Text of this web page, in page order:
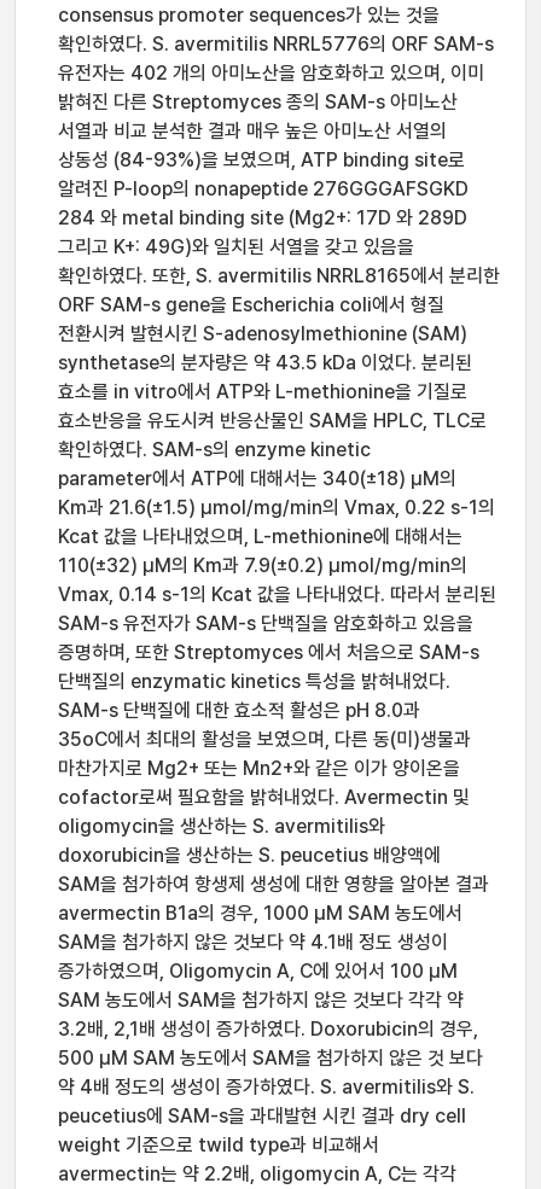
consensus promoter sequences가 있는 것을
확인하였다. S. avermitilis NRRL5776의 ORF SAM-s
유전자는 402 개의 아미노산을 암호화하고 있으며, 이미
밝혀진 다른 Streptomyces 종의 SAM-s 아미노산
서열과 비교 분석한 결과 매우 높은 아미노산 서열의
상동성 (84-93%)을 보였으며, ATP binding site로
알려진 P-loop의 nonapeptide 276GGGAFSGKD
284 와 metal binding site (Mg2+: 17D 와 289D
그리고 K+: 49G)와 일치된 서열을 갖고 있음을
확인하였다. 또한, S. avermitilis NRRL8165에서 분리한
ORF SAM-s gene을 Escherichia coli에서 형질
전환시켜 발현시킨 S-adenosylmethionine (SAM)
synthetase의 분자량은 약 43.5 kDa 이었다. 분리된
효소를 in vitro에서 ATP와 L-methionine을 기질로
효소반응을 유도시켜 반응산물인 SAM을 HPLC, TLC로
확인하였다. SAM-s의 enzyme kinetic
parameter에서 ATP에 대해서는 340(±18) μM의
Km과 21.6(±1.5) μmol/mg/min의 Vmax, 0.22 s-1의
Kcat 값을 나타내었으며, L-methionine에 대해서는
110(±32) μM의 Km과 7.9(±0.2) μmol/mg/min의
Vmax, 0.14 s-1의 Kcat 값을 나타내었다. 따라서 분리된
SAM-s 유전자가 SAM-s 단백질을 암호화하고 있음을
증명하며, 또한 Streptomyces 에서 처음으로 SAM-s
단백질의 enzymatic kinetics 특성을 밝혀내었다.
SAM-s 단백질에 대한 효소적 활성은 pH 8.0과
35oC에서 최대의 활성을 보였으며, 다른 동(미)생물과
마찬가지로 Mg2+ 또는 Mn2+와 같은 이가 양이온을
cofactor로써 필요함을 밝혀내었다. Avermectin 및
oligomycin을 생산하는 S. avermitilis와
doxorubicin을 생산하는 S. peucetius 배양액에
SAM을 첨가하여 항생제 생성에 대한 영향을 알아본 결과
avermectin B1a의 경우, 1000 μM SAM 농도에서
SAM을 첨가하지 않은 것보다 약 4.1배 정도 생성이
증가하였으며, Oligomycin A, C에 있어서 100 μM
SAM 농도에서 SAM을 첨가하지 않은 것보다 각각 약
3.2배, 2,1배 생성이 증가하였다. Doxorubicin의 경우,
500 μM SAM 농도에서 SAM을 첨가하지 않은 것 보다
약 4배 정도의 생성이 증가하였다. S. avermitilis와 S.
peucetius에 SAM-s을 과대발현 시킨 결과 dry cell
weight 기준으로 twild type과 비교해서
avermectin는 약 2.2배, oligomycin A, C는 각각